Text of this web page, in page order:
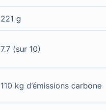
221 g
7.7 (sur 10)
110 kg d’émissions carbone